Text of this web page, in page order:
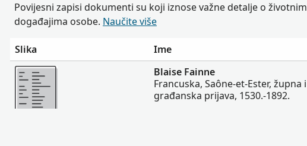
Povijesni zapisi dokumenti su koji iznose važne detalje o životnim
događajima osobe. Naučite više
Slika Ime
Više
Blaise Fainne
Francuska, Saône-et-Ester, župna i
građanska prijava, 1530.-1892.